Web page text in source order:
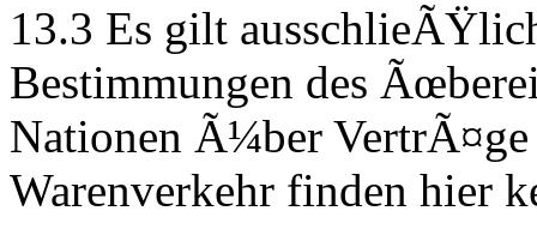
13.3 Es gilt
Bestimmungen des
Nationen Ã¼ber
Warenverkehr finden hier